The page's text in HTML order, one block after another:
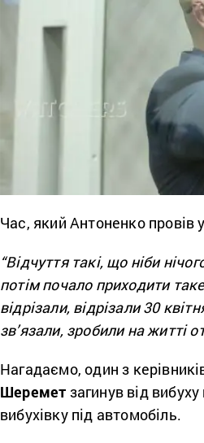
Час, який Антоненко провів
“Відчуття такі, що ніби
потім почало приходити
відрізали, відрізали 30
зв’язали, зробили на житті
Нагадаємо, один з
Шеремет загинув від
вибухівку під автомобіль.